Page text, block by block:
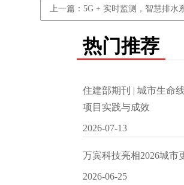
上一篇：5G + 实时监测，智慧排
热门推荐
住建部期刊 | 城市生命
项目实践与成效
2026-07-13
万宾科技亮相2026城
2026-06-25